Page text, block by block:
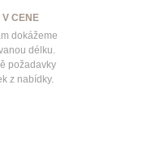
CENE
dokážeme
délku.
požadavky
z nabídky.